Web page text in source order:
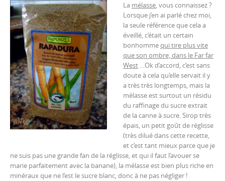
La mélasse, vous connaissez ?
Lorsque j’en ai parlé chez moi,
la seule référence que cela a
éveillé, c’était un certain
bonhommequi tire plus vite
que son ombre, dans le Far far
West …Ok d’accord, c’est sans
doute à cela qu’elle servait il y
a très très longtemps, mais la
mélasse est surtout un résidu
du raffinage du sucre extrait
de la canne à sucre. Sirop très
épais, un petit goût de réglisse
(très dilué dans cette recette,
et c’est tant mieux parce que je
ne suis pas une grande fan de la réglisse, et qui il faut l’avouer se
marie parfaitement avec la banane), la mélasse est bien plus riche en
minéraux que ne l’est le sucre blanc, donc à ne pas négliger !